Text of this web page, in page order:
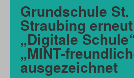
Grundschule St.
Straubing
„Digitale
„MINT-
ausgezeichnet